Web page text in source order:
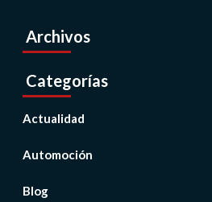
Archivos
Categorías
Actualidad
Automoción
Blog